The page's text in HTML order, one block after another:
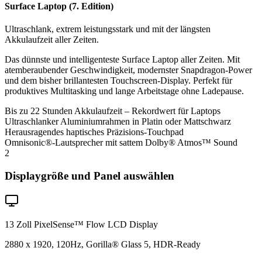
Surface Laptop (7. Edition)
Ultraschlank, extrem leistungsstark und mit der längsten
Akkulaufzeit aller Zeiten.
Das dünnste und intelligenteste Surface Laptop aller Zeiten. Mit
atemberaubender Geschwindigkeit, modernster Snapdragon-Power
und dem bisher brillantesten Touchscreen-Display. Perfekt für
produktives Multitasking und lange Arbeitstage ohne Ladepause.
Bis zu 22 Stunden Akkulaufzeit – Rekordwert für Laptops
Ultraschlanker Aluminiumrahmen in Platin oder Mattschwarz
Herausragendes haptisches Präzisions-Touchpad
Omnisonic®-Lautsprecher mit sattem Dolby® Atmos™ Sound
2
Displaygröße und Panel auswählen
13 Zoll PixelSense™ Flow LCD Display
2880 x 1920, 120Hz, Gorilla® Glass 5, HDR-Ready